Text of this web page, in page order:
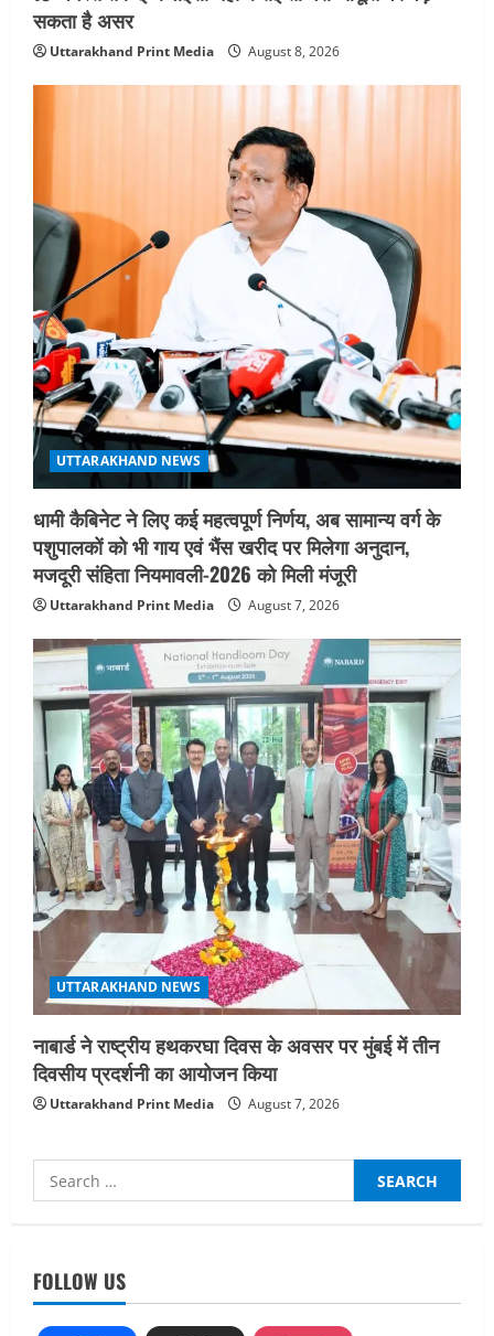
सकता है असर
Uttarakhand Print Media August 8, 2026
UTTARAKHAND NEWS
धामी कैबिनेट ने लिए कई महत्वपूर्ण निर्णय, अब सामान्य वर्ग के
पशुपालकों को भी गाय एवं भैंस खरीद पर मिलेगा अनुदान,
मजदूरी संहिता नियमावली-2026 को मिली मंजूरी
Uttarakhand Print Media August 7, 2026
UTTARAKHAND NEWS
नाबार्ड ने राष्ट्रीय हथकरघा दिवस के अवसर पर मुंबई में तीन
दिवसीय प्रदर्शनी का आयोजन किया
Uttarakhand Print Media August 7, 2026
Search
for:
FOLLOW US
नियमावली-2026 को मिली मंजूरी